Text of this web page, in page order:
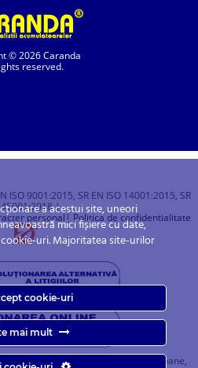
© 2026 Caranda
reserved.
ISO 9001:2015, SR EN ISO 14001:2015, SR
45001:2018 |
personal| Politica de confidentialitate
cu baterii pentru automobile, camioane,
a acestui site, uneori
mici fișiere cu date,
uri. Majoritatea site-urilor
cookie-uri
mai mult